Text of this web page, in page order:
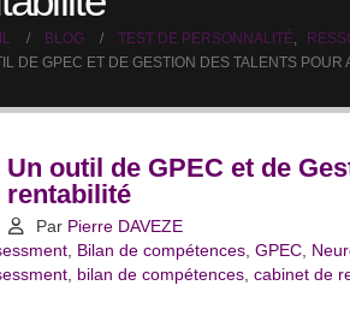
BLOG TEST DE PERSONNALITÉ
DE GPEC ET DE GESTION DES TALENTS
Un outil de GPEC et de
rentabilité
Par Pierre DAVEZE
Bilan de compétences ,GPEC
bilan de compétences ,cabinet de